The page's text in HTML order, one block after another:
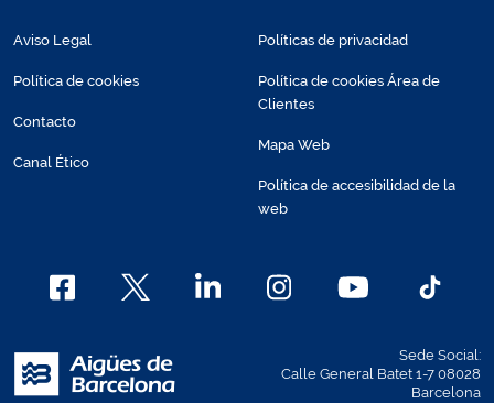
Aviso Legal
Política de cookies
Contacto
Canal Ético
Políticas de privacidad
Política de cookies Área de
Clientes
Mapa Web
Política de accesibilidad de la
web
Sede Social:
Calle General Batet 1-7 08028
Barcelona